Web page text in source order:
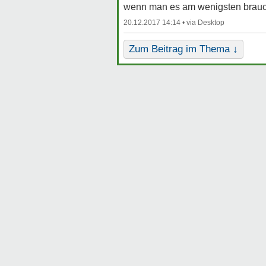
wenn man es am wenigsten
20.12.2017 14:14 •
Zum Beitrag im Thema ↓